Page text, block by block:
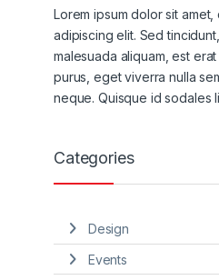
Lorem ipsum dolor sit
adipiscing elit. Sed
malesuada aliquam, est
purus, eget viverra nulla
neque. Quisque id sodales
Categories
Design
Events